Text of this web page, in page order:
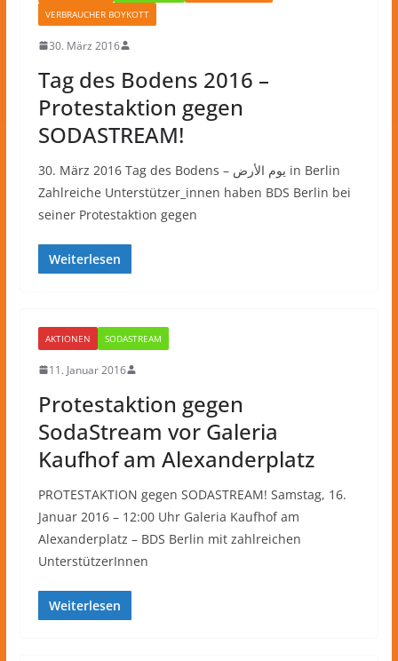
VERBRAUCHER BOYKOTT
30. März 2016
Tag des Bodens 2016 –
Protestaktion gegen
SODASTREAM!
30. März 2016 Tag des Bodens – يوم الأرض in Berlin
Zahlreiche Unterstützer_innen haben BDS Berlin bei
seiner Protestaktion gegen
Weiterlesen
AKTIONEN SODASTREAM
11. Januar 2016
Protestaktion gegen
SodaStream vor Galeria
Kaufhof am Alexanderplatz
PROTESTAKTION gegen SODASTREAM! Samstag, 16.
Januar 2016 – 12:00 Uhr Galeria Kaufhof am
Alexanderplatz – BDS Berlin mit zahlreichen
UnterstützerInnen
Weiterlesen